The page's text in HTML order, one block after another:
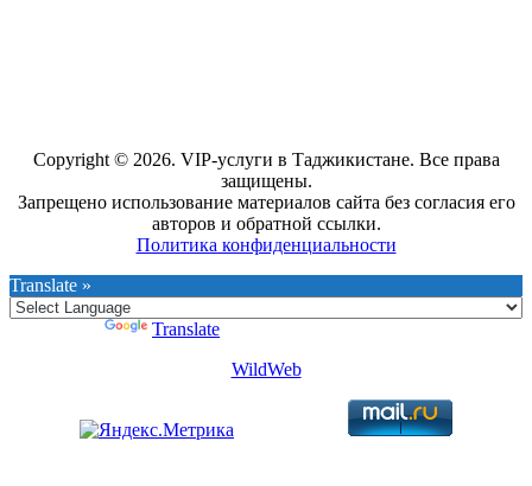
Copyright © 2026. VIP-услуги в Таджикистане. Все права
защищены.
Запрещено использование материалов сайта без согласия его
авторов и обратной ссылки.
Политика конфиденциальности
Translate »
Translate
WildWeb